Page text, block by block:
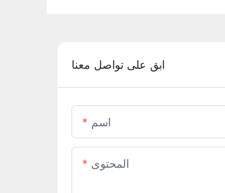
ابق على تواصل معنا
اسم
المحتوى